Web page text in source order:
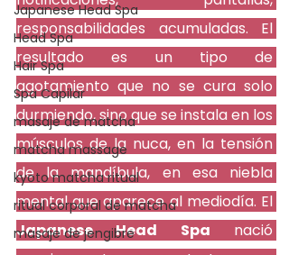
Japanese Head Spa
Head Spa
Hair Spa
Spa Capilar
masaje de matcha
matcha massage
kyoto matcha ritual
ritual corporal de matcha
masaje de jengibre
responsabilidades acumuladas. El
resultado es un tipo de
agotamiento que no se cura solo
durmiendo, sino que se instala en los
músculos de la nuca, en la tensión
de la mandíbula, en esa niebla
Japanese Head Spa nació